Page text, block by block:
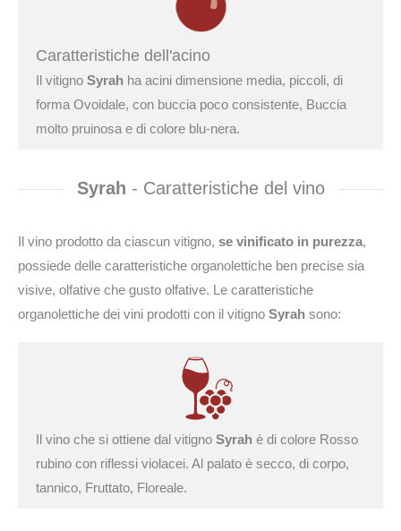
Caratteristiche dell'acino
Il vitigno Syrah ha acini dimensione media, piccoli, di
forma Ovoidale, con buccia poco consistente, Buccia
molto pruinosa e di colore blu-nera.
Syrah - Caratteristiche del vino
Il vino prodotto da ciascun vitigno, se vinificato in purezza,
possiede delle caratteristiche organolettiche ben precise sia
visive, olfative che gusto olfative. Le caratteristiche
organolettiche dei vini prodotti con il vitigno Syrah sono:
Il vino che si ottiene dal vitigno Syrah è di colore Rosso
rubino con riflessi violacei. Al palato è secco, di corpo,
tannico, Fruttato, Floreale.